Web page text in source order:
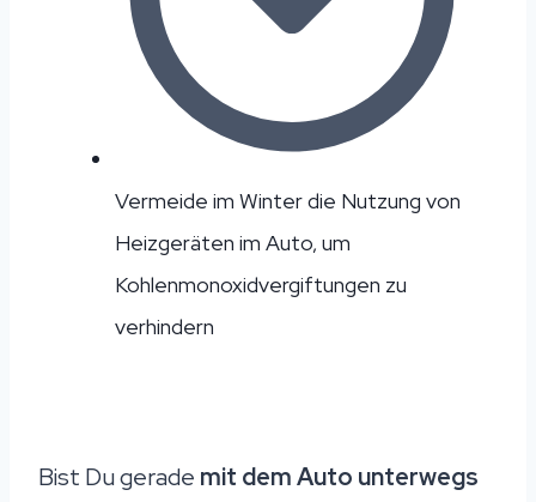
Vermeide im Winter die Nutzung von
Heizgeräten im Auto, um
Kohlenmonoxidvergiftungen zu
verhindern
Bist Du gerade mit dem Auto unterwegs